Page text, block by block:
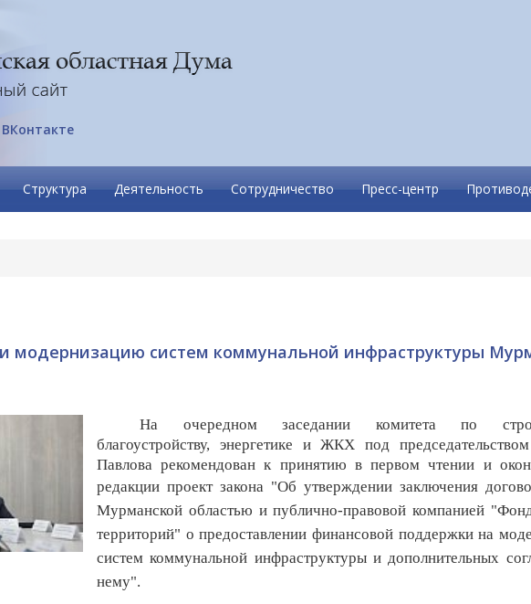
Структура Деятельность Сотрудничество Пресс-центр
модернизацию систем коммунальной инфраструктуры
На очередном заседании комитета по
благоустройству, энергетике и ЖКХ под
Павлова рекомендован к принятию в первом чтении и
редакции проект закона "Об утверждении заключения
Мурманской областью и публично-правовой компанией
территорий" о предоставлении финансовой поддержки на
систем коммунальной инфраструктуры и дополнительных
нему".